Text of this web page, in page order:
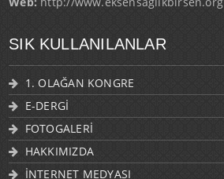
SIK KULLANILANLAR
1. OLAĞAN KONGRE
E-DERGİ
FOTOGALERİ
HAKKIMIZDA
İNTERNET MEDYASI